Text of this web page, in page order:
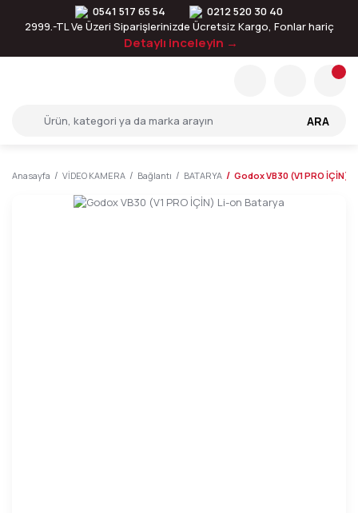
0541 517 65 54
0212 520 30 40
2999.-TL Ve Üzeri Siparişlerinizde Ücretsiz Kargo, Fonlar hariç
Detaylı inceleyin →
ARA
Anasayfa VİDEO KAMERA Bağlantı BATARYA Godox VB30 (V1 PRO İÇİN)